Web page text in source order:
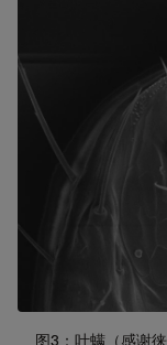
图3：叶螨（感谢